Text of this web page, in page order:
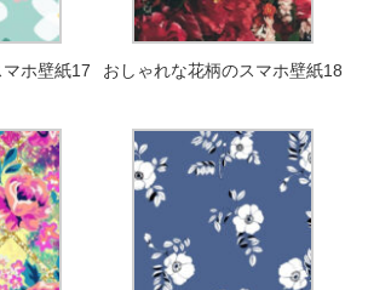
ホ壁紙17 おしゃれな花柄のスマホ壁紙18